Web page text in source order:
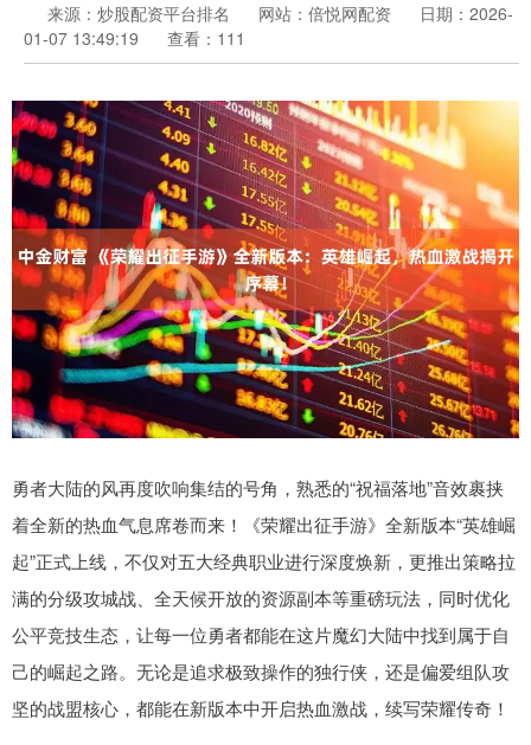
来源：炒股配资平台排名 网站：倍悦网配资
日期：2026-
01-07 13:49:19
查看：111
勇者大陆的风再度吹响集结的号角，熟悉的“祝福落地”音效裹挟
着全新的热血气息席卷而来！《荣耀出征手游》全新版本“英雄崛
起”正式上线，不仅对五大经典职业进行深度焕新，更推出策略拉
满的分级攻城战、全天候开放的资源副本等重磅玩法，同时优化
公平竞技生态，让每一位勇者都能在这片魔幻大陆中找到属于自
己的崛起之路。无论是追求极致操作的独行侠，还是偏爱组队攻
坚的战盟核心，都能在新版本中开启热血激战，续写荣耀传奇！